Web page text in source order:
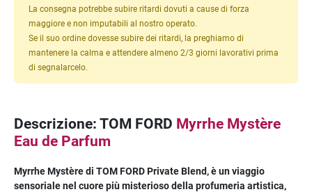
La consegna potrebbe subire ritardi dovuti a cause di forza
maggiore e non imputabili al nostro operato.
Se il suo ordine dovesse subire dei ritardi, la preghiamo di
mantenere la calma e attendere almeno 2/3 giorni lavorativi prima
di segnalarcelo.
Descrizione: TOM FORD Myrrhe Mystère
Eau de Parfum
Myrrhe Mystèredi TOM FORD Private Blend, è un viaggio
sensoriale nel cuore più misterioso della profumeria artistica,